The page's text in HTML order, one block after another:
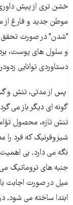
خشن ترى از پیش
موطن جدید و فارغ از
"شدن" در صورت تحقق
و سلول هاى پوست،
دستاوردى توانایى
پس از مدتى، تنش و
گونه اى دیگر باز مى
تنش تازه، محصول
شیزوفرنیک که فرد را
نگه مى دارد. بى
جنبه هاى تروماتیک
میل در صورت اجابت
ابتدا ساخته مى شود.